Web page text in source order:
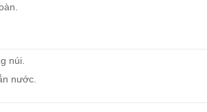
núi.
nước.